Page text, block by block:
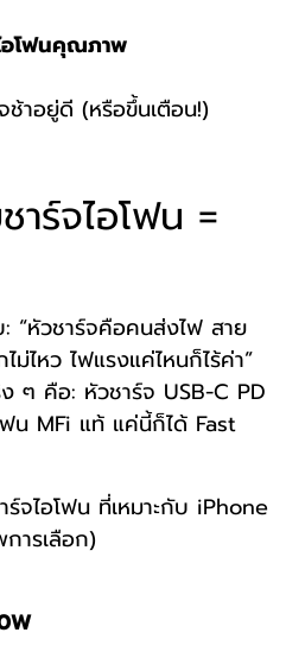
อโฟนคุณภาพ
ช้าอยู่ดี (หรือขึ้นเตือน!)
าร์จไอโฟน =
“หัวชาร์จคือคนส่งไฟ สาย
ไหว ไฟแรงแค่ไหนก็ไร้ค่า”
ๆ คือ: หัวชาร์จ USB-C PD
น MFi แท้ แค่นี้ก็ได้ Fast
ร์จไอโฟน ที่เหมาะกับ iPhone
ารเลือก)